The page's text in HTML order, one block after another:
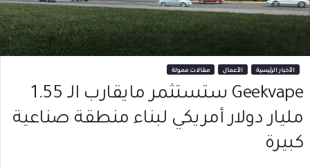
الأخبار الرئيسية الأعمال مقالات ممولة
Geekvape ستستثمر مايقارب الـ 1.55
مليار دولار أمريكي لبناء منطقة صناعية
كبيرة